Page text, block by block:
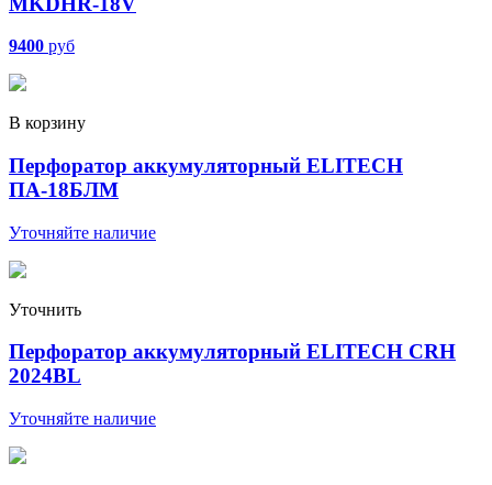
9400 руб
В корзину
Перфоратор аккумуляторный ELITECH
ПА-18БЛМ
Уточняйте наличие
Уточнить
Перфоратор аккумуляторный ELITECH CRH
2024BL
Уточняйте наличие